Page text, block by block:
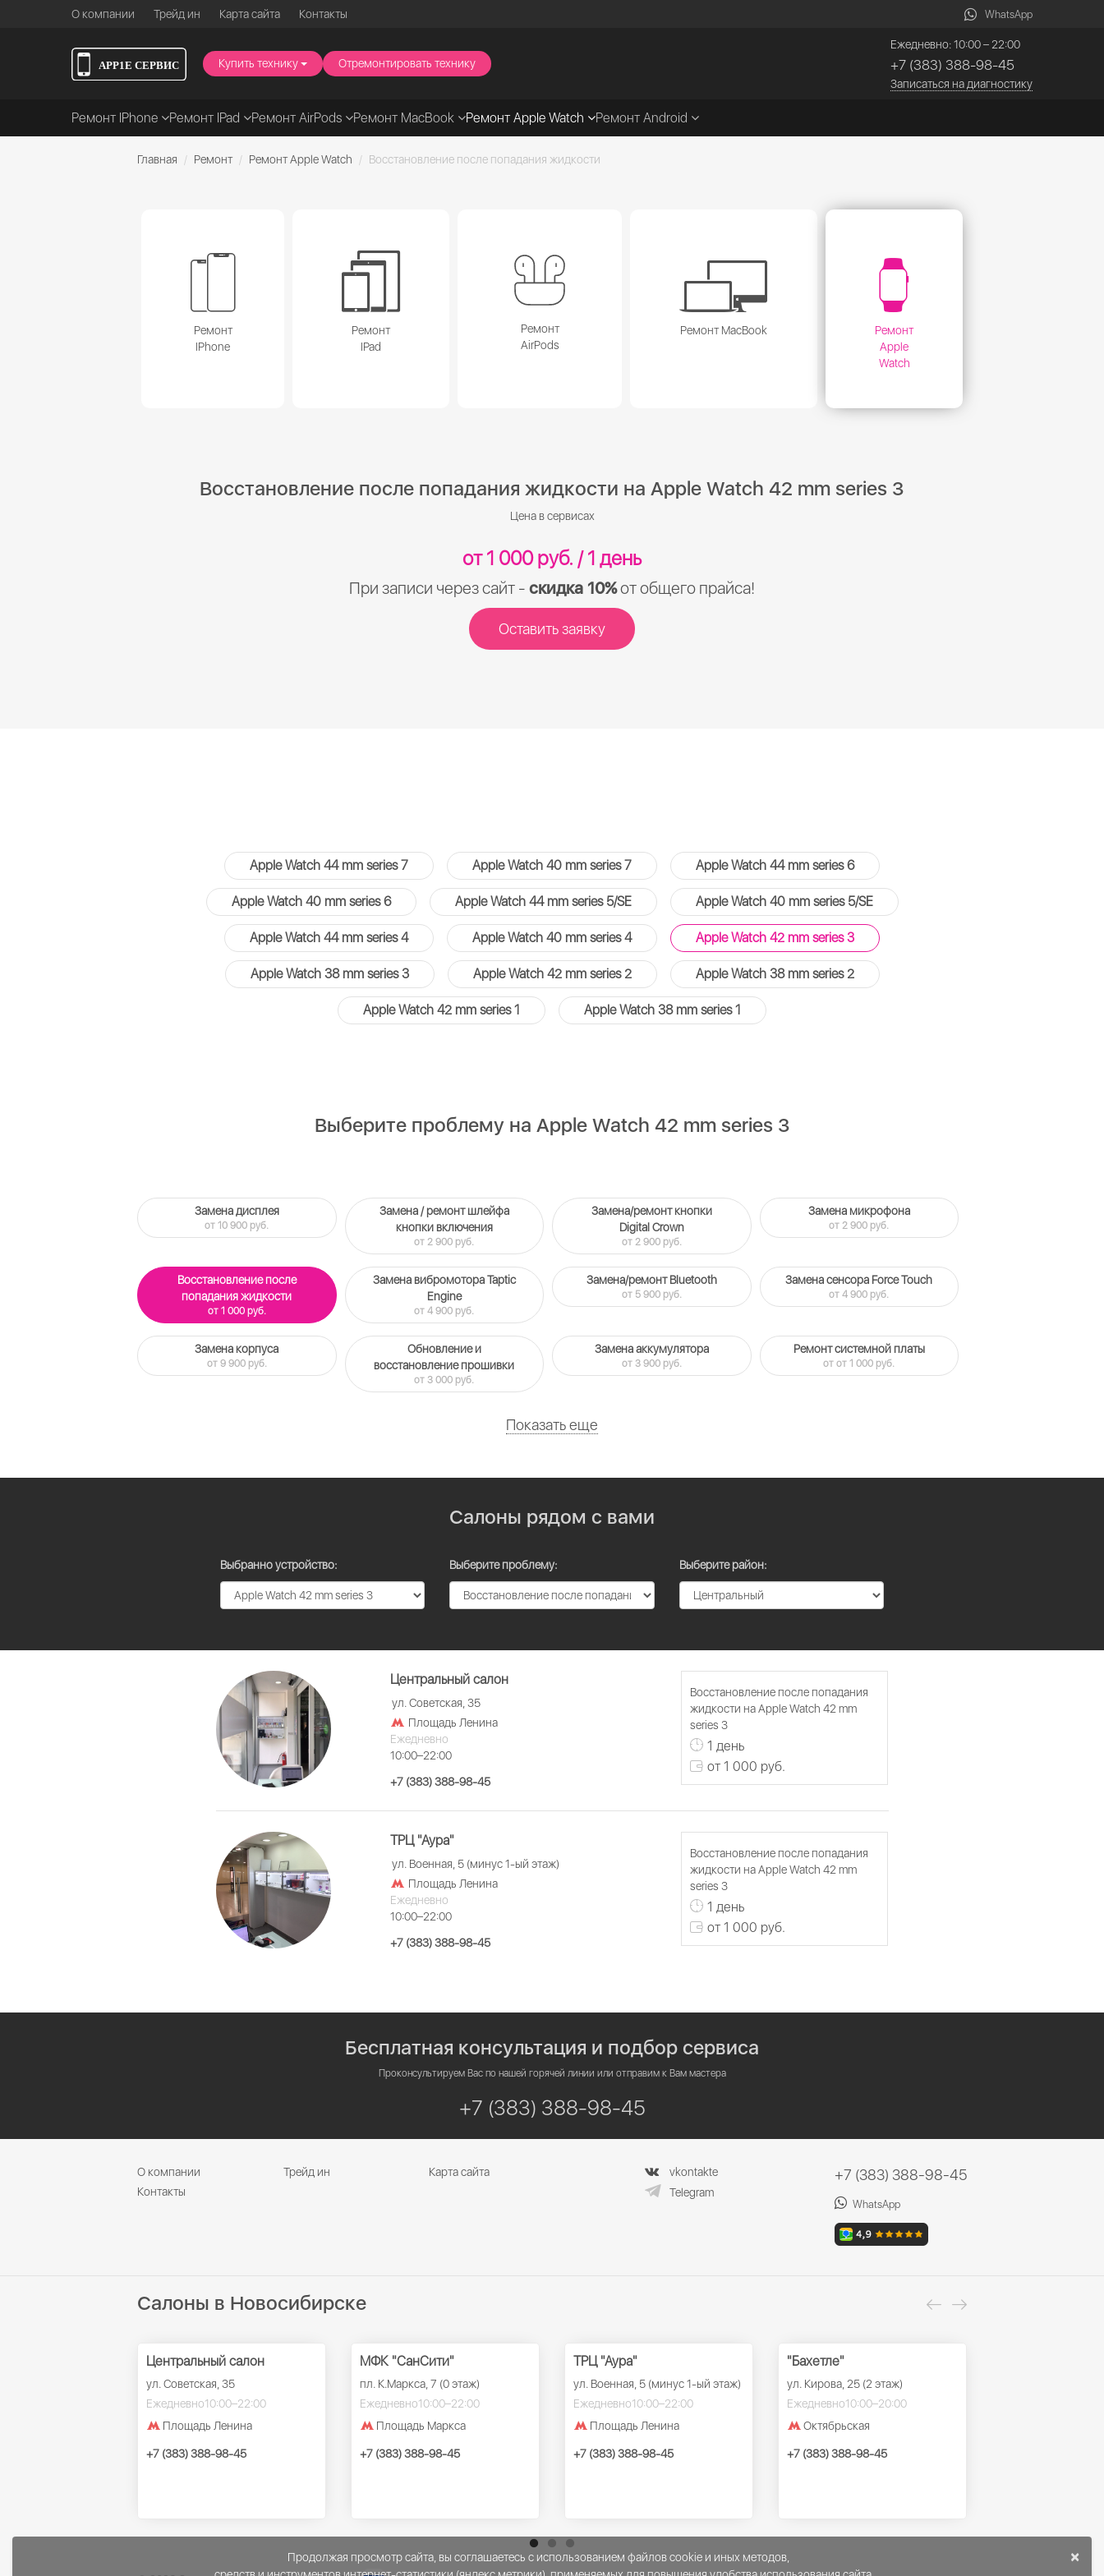
О компании Трейд ин Карта сайта Контакты WhatsApp
Купить технику Отремонтировать технику
Ежедневно: 10:00 – 22:00
+7 (383) 388-98-45
Записаться на диагностику
Ремонт IPhone Ремонт IPad Ремонт AirPods Ремонт MacBook Ремонт Apple Watch Ремонт Android
Главная Ремонт Ремонт Apple Watch Восстановление после попадания жидкости
Ремонт
IPhone
Ремонт
IPad
Ремонт
AirPods
Ремонт MacBook
Ремонт
Apple
Watch
Восстановление после попадания жидкости на Apple Watch 42 mm series 3
Цена в сервисах
от 1 000 руб. / 1 день
При записи через сайт - скидка 10%от общего прайса!
Оставить заявку
Apple Watch 44 mm series 7 Apple Watch 40 mm series 7 Apple Watch 44 mm series 6
Apple Watch 40 mm series 6 Apple Watch 44 mm series 5/SE Apple Watch 40 mm series 5/SE
Apple Watch 44 mm series 4 Apple Watch 40 mm series 4 Apple Watch 42 mm series 3
Apple Watch 38 mm series 3 Apple Watch 42 mm series 2 Apple Watch 38 mm series 2
Apple Watch 42 mm series 1 Apple Watch 38 mm series 1
Выберите проблему на Apple Watch 42 mm series 3
Замена дисплея
от 10 900 руб.
Замена / ремонт шлейфа
кнопки включения
от 2 900 руб.
Замена/ремонт кнопки
Digital Crown
от 2 900 руб.
Замена микрофона
от 2 900 руб.
Восстановление после
попадания жидкости
от 1 000 руб.
Замена вибромотора Taptic
Engine
от 4 900 руб.
Замена/ремонт Bluetooth
от 5 900 руб.
Замена сенсора Force Touch
от 4 900 руб.
Замена корпуса
от 9 900 руб.
Обновление и
восстановление прошивки
от 3 000 руб.
Замена аккумулятора
от 3 900 руб.
Ремонт системной платы
от от 1 000 руб.
Показать еще
Салоны рядом с вами
Выбранно устройство: Выберите проблему: Выберите район:
Центральный салон
ул. Советская, 35
Площадь Ленина
Ежедневно
10:00–22:00
+7 (383) 388-98-45
Восстановление после попадания
жидкости на Apple Watch 42 mm
series 3
1 день
от 1 000 руб.
ТРЦ "Аура"
ул. Военная, 5 (минус 1-ый этаж)
Площадь Ленина
Ежедневно
10:00–22:00
+7 (383) 388-98-45
Восстановление после попадания
жидкости на Apple Watch 42 mm
series 3
1 день
от 1 000 руб.
Бесплатная консультация и подбор сервиса
Проконсультируем Вас по нашей горячей линии или отправим к Вам мастера
+7 (383) 388-98-45
О компании Трейд ин
Карта сайта
Контакты
vkontakte
Telegram
+7 (383) 388-98-45
WhatsApp
Салоны в Новосибирске
Центральный салон
ул. Советская, 35
Ежедневно10:00–22:00
Площадь Ленина
+7 (383) 388-98-45
МФК "СанСити"
пл. К.Маркса, 7 (0 этаж)
Ежедневно10:00–22:00
Площадь Маркса
+7 (383) 388-98-45
ТРЦ "Аура"
ул. Военная, 5 (минус 1-ый этаж)
Ежедневно10:00–22:00
Площадь Ленина
+7 (383) 388-98-45
"Бахетле"
ул. Кирова, 25 (2 этаж)
Ежедневно10:00–20:00
Октябрьская
+7 (383) 388-98-45
×
Продолжая просмотр сайта, вы соглашаетесь с использованием файлов cookie и иных методов,